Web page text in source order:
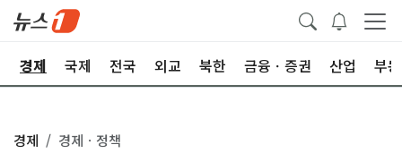
경제 국제 전국 외교 북한 금융ㆍ증권 산업 부
경제 경제ㆍ정책